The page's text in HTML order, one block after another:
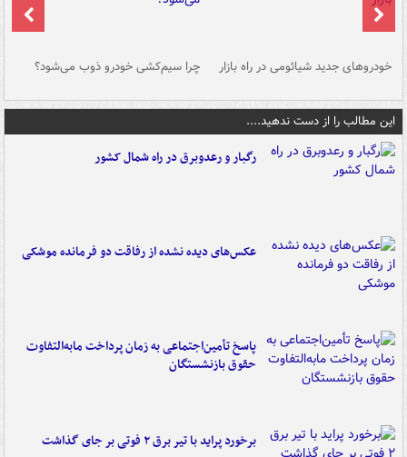
خودروهای جدید شیائومی در راه بازار چرا سیم‌کشی خودرو ذوب می‌شود؟
این مطالب را از دست ندهید....
رگبار و رعدوبرق در راه شمال کشور
عکس‌های دیده نشده از رفاقت دو فرمانده‌ موشکی
پاسخ تأمین‌اجتماعی به زمان پرداخت مابه‌التفاوت
حقوق بازنشستگان
برخورد پراید با تیر برق ۲ فوتی بر جای گذاشت